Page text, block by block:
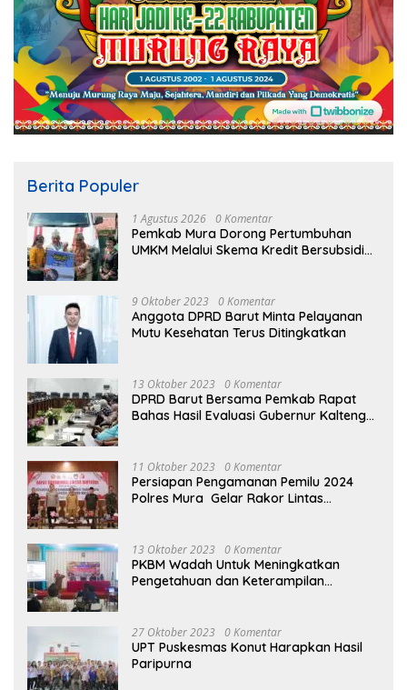
Berita Populer
1 Agustus 2026 0 Komentar
Pemkab Mura Dorong Pertumbuhan
UMKM Melalui Skema Kredit Bersubsidi
9 Oktober 2023 0 Komentar
Anggota DPRD Barut Minta Pelayanan
Mutu Kesehatan Terus Ditingkatkan
13 Oktober 2023 0 Komentar
DPRD Barut Bersama Pemkab Rapat
Bahas Hasil Evaluasi Gubernur Kalteng
11 Oktober 2023 0 Komentar
Persiapan Pengamanan Pemilu 2024
Polres Mura Gelar Rakor Lintas
13 Oktober 2023 0 Komentar
PKBM Wadah Untuk Meningkatkan
Pengetahuan dan Keterampilan
27 Oktober 2023 0 Komentar
UPT Puskesmas Konut Harapkan Hasil
Paripurna